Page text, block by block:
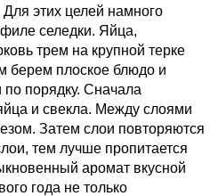
этих целей намного
филе селедки. Яйца,
трем на крупной терке
берем плоское блюдо и
порядку. Сначала
и свекла. Между слоями
Затем слои повторяются
тем лучше пропитается
аромат вкусной
года не только